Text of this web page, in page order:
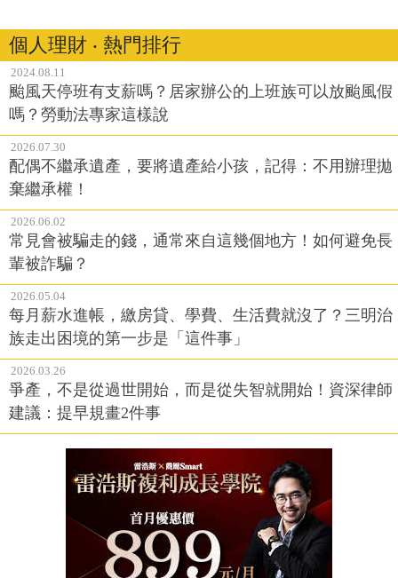
個人理財 ‧ 熱門排行
2024.08.11
颱風天停班有支薪嗎？居家辦公的上班族可以放颱風假
嗎？勞動法專家這樣說
2026.07.30
配偶不繼承遺產，要將遺產給小孩，記得：不用辦理拋
棄繼承權！
2026.06.02
常見會被騙走的錢，通常來自這幾個地方！如何避免長
輩被詐騙？
2026.05.04
每月薪水進帳，繳房貸、學費、生活費就沒了？三明治
族走出困境的第一步是「這件事」
2026.03.26
爭產，不是從過世開始，而是從失智就開始！資深律師
建議：提早規畫2件事